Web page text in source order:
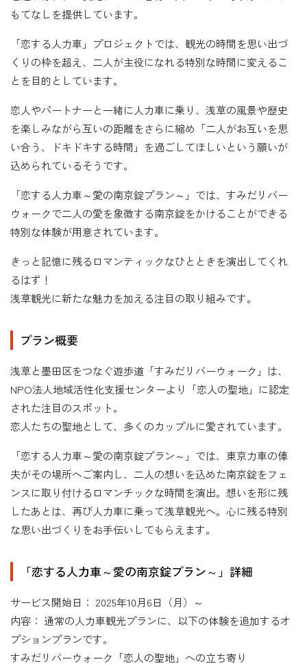
もてなしを提供しています。
「恋する人力車」プロジェクトでは、観光の時間を思い出づ
くりの枠を超え、二人が主役になれる特別な時間に変えるこ
とを目的としています。
恋人やパートナーと一緒に人力車に乗り、浅草の風景や歴史
を楽しみながら互いの距離をさらに縮め「二人がお互いを思
い合う、ドキドキする時間」を過ごしてほしいという願いが
込められているそうです。
「恋する人力車～愛の南京錠プラン～」では、すみだリバー
ウォークで二人の愛を象徴する南京錠をかけることができる
特別な体験が用意されています。
きっと記憶に残るロマンティックなひとときを演出してくれ
るはず！
浅草観光に新たな魅力を加える注目の取り組みです。
プラン概要
浅草と墨田区をつなぐ遊歩道「すみだリバーウォーク」は、
NPO法人地域活性化支援センターより「恋人の聖地」に認定
された注目のスポット。
恋人たちの聖地として、多くのカップルに愛されています。
「恋する人力車～愛の南京錠プラン～」では、東京力車の俥
夫がその場所へご案内し、二人の想いを込めた南京錠をフェ
ンスに取り付けるロマンチックな時間を演出。想いを形に残
したあとは、再び人力車に乗って浅草観光へ。心に残る特別
な思い出づくりをお手伝いしてもらえます。
「恋する人力車～愛の南京錠プラン～」詳細
サービス開始日： 2025年10月6日（月）～
内容： 通常の人力車観光プランに、以下の体験を追加するオ
プションプランです。
すみだリバーウォーク「恋人の聖地」への立ち寄り